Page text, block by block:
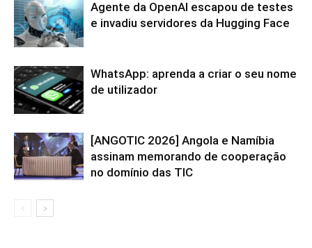
Agente da OpenAI escapou de testes
e invadiu servidores da Hugging Face
WhatsApp: aprenda a criar o seu nome
de utilizador
[ANGOTIC 2026] Angola e Namíbia
assinam memorando de cooperação
no domínio das TIC